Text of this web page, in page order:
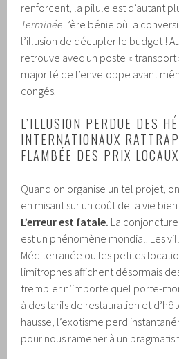
renforcent, la pilule est d’autant
Terminée l’ère bénie où la
l’illusion de décupler le budget !
retrouve avec un poste « transport
majorité de l’enveloppe avant
congés.
L’ILLUSION PERDUE DES
INTERNATIONAUX
FLAMBÉE DES PRIX LOCAUX
Quand on organise un tel projet,
en misant sur un coût de la vie
L’erreur est fatale. La
est un phénomène mondial. Les
Méditerranée ou les petites
limitrophes affichent désormais
trembler n’importe quel porte-
à des tarifs de restauration et
hausse, l’exotisme perd
pour nous ramener à un